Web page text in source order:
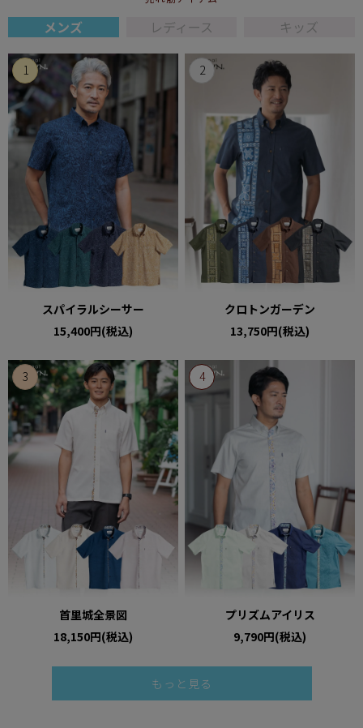
メンズ レディース キッズ
スパイラルシーサー
15,400円(税込)
クロトンガーデン
13,750円(税込)
首里城全景図
18,150円(税込)
プリズムアイリス
9,790円(税込)
もっと見る